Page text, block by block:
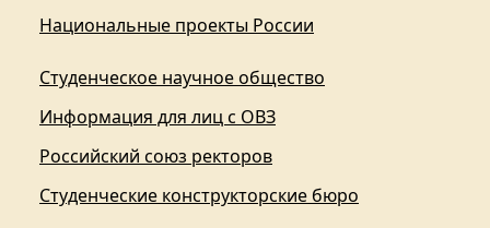
Национальные проекты России
Студенческое научное общество
Информация для лиц с ОВЗ
Российский союз ректоров
Студенческие конструкторские бюро